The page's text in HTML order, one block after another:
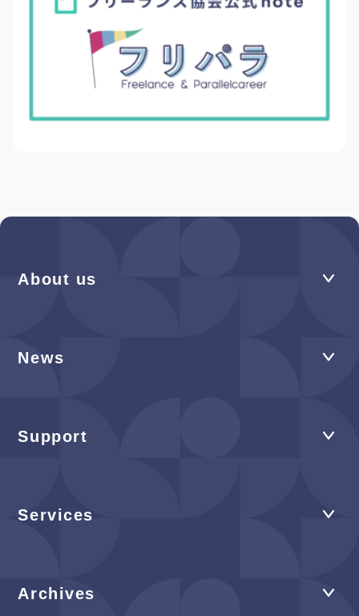
About us
News
Support
Services
Archives